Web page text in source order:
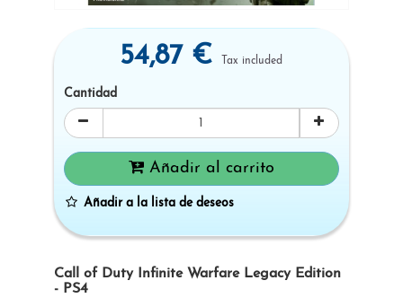
Call of Duty Infinite Warfare Legacy Edition
- PS4
54,87 € Tax included
Cantidad
Añadir al carrito
Añadir a la lista de deseos